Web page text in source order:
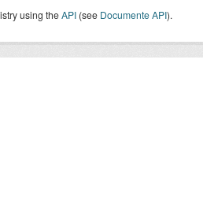
using theAPI (see Documente API).